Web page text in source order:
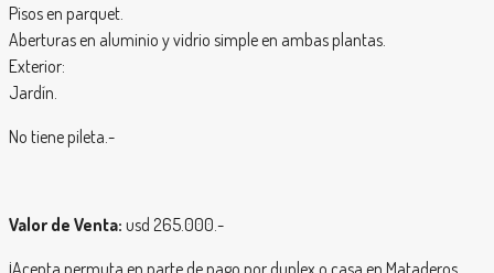
Pisos en parquet.
Aberturas en aluminio y vidrio simple en ambas plantas.
Exterior:
Jardín.
No tiene pileta.-
Valor de Venta: usd 265.000.-
¡Acepta permuta en parte de pago por duplex o casa en Mataderos